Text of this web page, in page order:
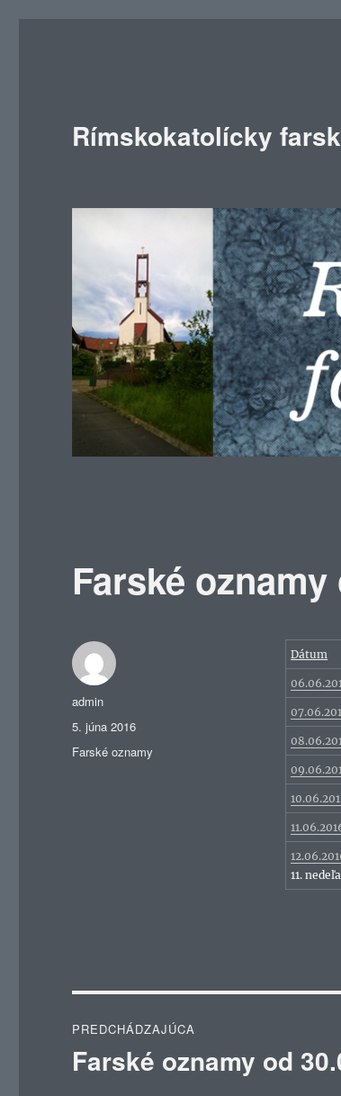
Rímskokatolícky
Farské oznamy
Dátum
11.
Autor
admin
Publikované
5. júna 2016
Kategórie
Farské oznamy
v
PREDCHÁDZAJÚCA
Predchádzajúci
Farské oznamy od